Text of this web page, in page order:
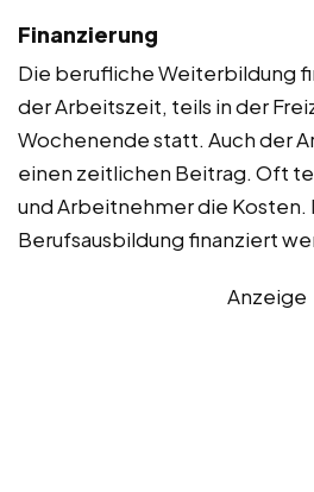
Finanzierung
Die berufliche Weiterbildung
der Arbeitszeit, teils in der
Wochenende statt. Auch der
einen zeitlichen Beitrag. Oft
und Arbeitnehmer die Kosten.
Berufsausbildung finanziert
Anzeige